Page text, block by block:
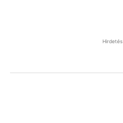
Hirdetés